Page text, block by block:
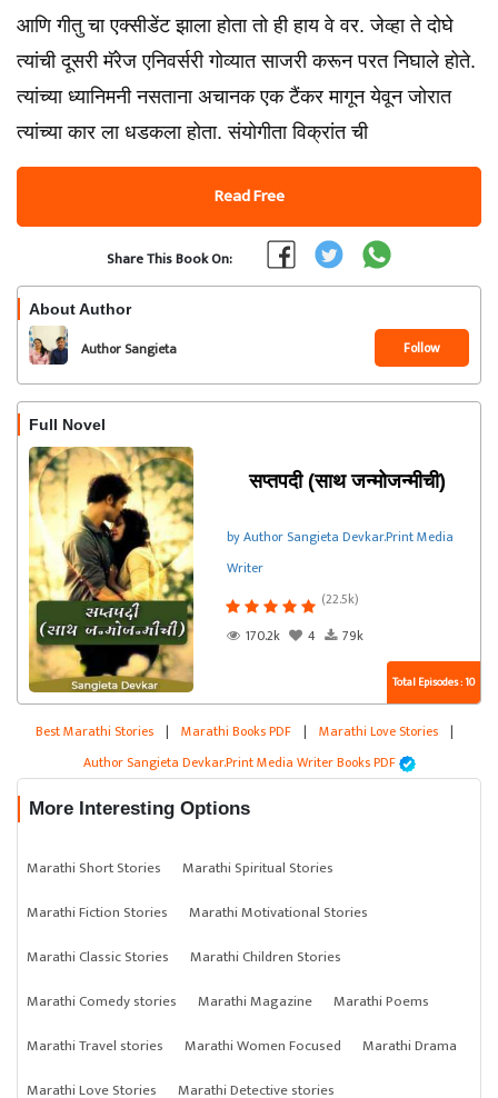
आणि गीतु चा एक्सीडेंट झाला होता तो ही हाय वे वर. जेव्हा ते दोघे
त्यांची दूसरी मॅरेज एनिवर्सरी गोव्यात साजरी करून परत निघाले होते.
त्यांच्या ध्यानिमनी नसताना अचानक एक टैंकर मागून येवून जोरात
त्यांच्या कार ला धडकला होता. संयोगीता विक्रांत ची
Read Free
Share This Book On:
About Author
Author Sangieta
Devkar.Print Media Writer
Follow
Full Novel
सप्तपदी (साथ जन्मोजन्मीची)
by Author Sangieta Devkar.Print Media
Writer
(22.5k)
170.2k
4 79k
Total Episodes : 10
Best Marathi Stories | Marathi Books PDF | Marathi Love Stories |
Author Sangieta Devkar.Print Media Writer Books PDF
More Interesting Options
Marathi Short Stories
Marathi Spiritual Stories
Marathi Fiction Stories
Marathi Motivational Stories
Marathi Classic Stories
Marathi Children Stories
Marathi Comedy stories
Marathi Magazine
Marathi Poems
Marathi Travel stories
Marathi Women Focused
Marathi Drama
Marathi Love Stories
Marathi Detective stories